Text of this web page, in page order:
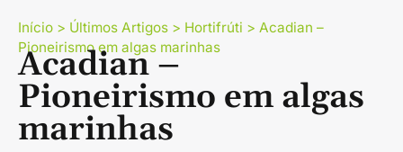
Início > Últimos Artigos > Hortifrúti > Acadian –
Pioneirismo em algas marinhas
Acadian –
Pioneirismo em algas
marinhas